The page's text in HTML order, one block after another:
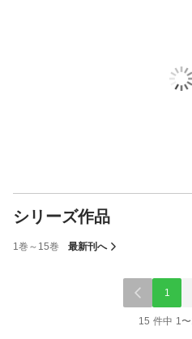
シリーズ作品
1巻～15巻 最新刊へ
1
15 件中 1